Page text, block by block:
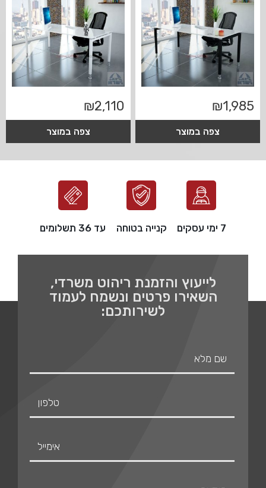
₪1,985
צפה במוצר
₪2,110
צפה במוצר
7 ימי עסקים קנייה בטוחה עד 36 תשלומים
לייעוץ והזמנת ריהוט משרדי,
השאירו פרטים ונשמח לעמוד
לשירותכם: